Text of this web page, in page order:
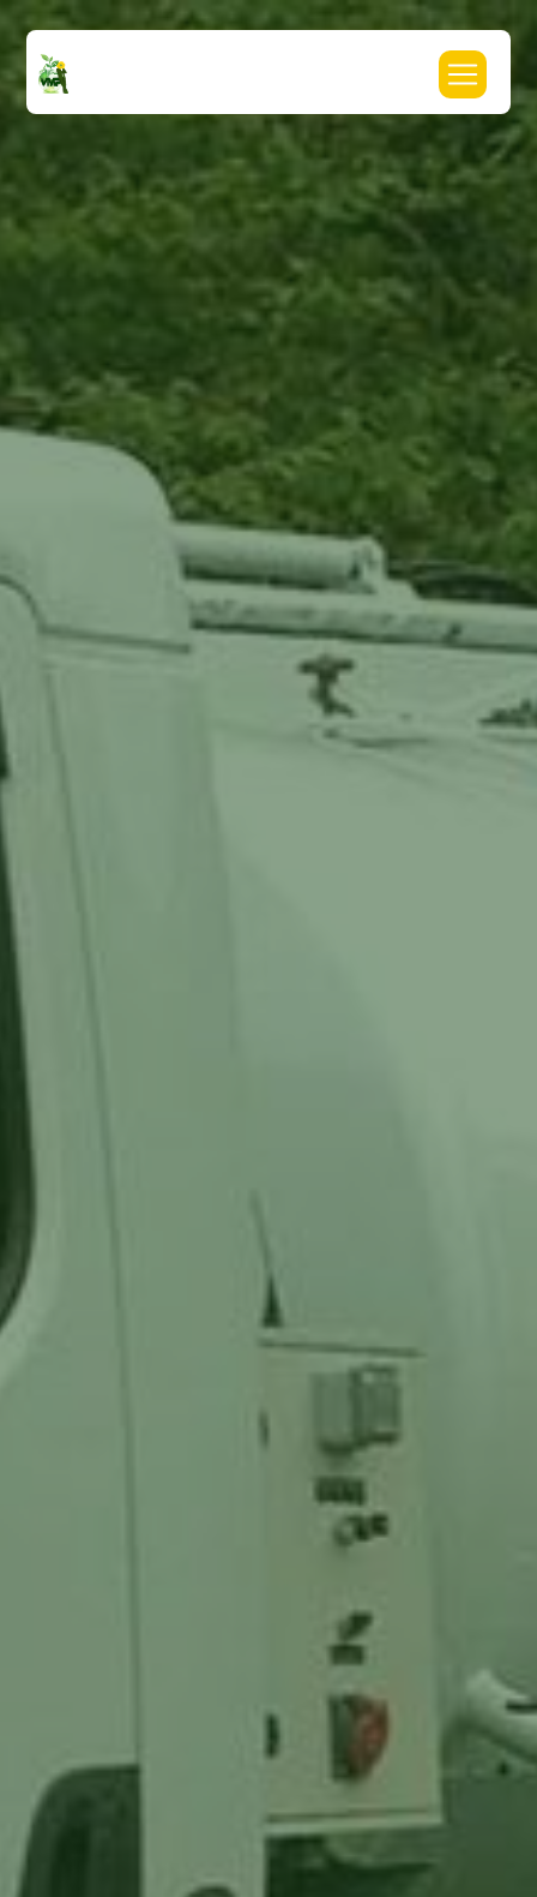
Panneau de gestion des cookies